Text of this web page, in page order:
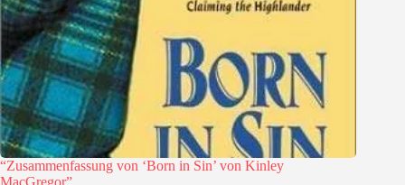
“Zusammenfassung von ‘Born in Sin’ von Kinley
MacGregor”